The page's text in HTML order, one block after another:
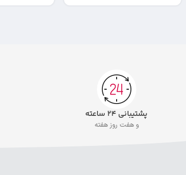
پشتیبانی ۲۴ ساعته
و هفت روز هفته